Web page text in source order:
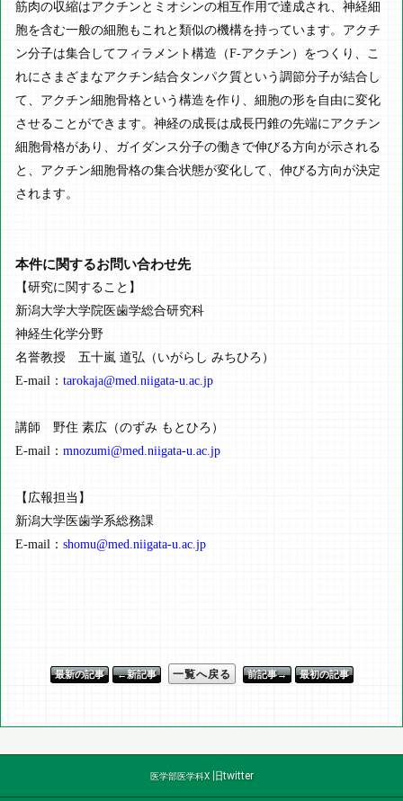
筋肉の収縮はアクチンとミオシンの相互作用で達成され、神経細
胞を含む一般の細胞もこれと類似の機構を持っています。アクチ
ン分子は集合してフィラメント構造（F-アクチン）をつくり、こ
れにさまざまなアクチン結合タンパク質という調節分子が結合し
て、アクチン細胞骨格という構造を作り、細胞の形を自由に変化
させることができます。神経の成長は成長円錐の先端にアクチン
細胞骨格があり、ガイダンス分子の働きで伸びる方向が示される
と、アクチン細胞骨格の集合状態が変化して、伸びる方向が決定
されます。
本件に関するお問い合わせ先
【研究に関すること】
新潟大学大学院医歯学総合研究科
神経生化学分野
名誉教授 五十嵐 道弘（いがらし みちひろ）
E-mail： tarokaja@med.niigata-u.ac.jp
講師 野住 素広（のずみ もとひろ）
E-mail： mnozumi@med.niigata-u.ac.jp
【広報担当】
新潟大学医歯学系総務課
E-mail： shomu@med.niigata-u.ac.jp
最新の記事 ←新記事 一覧へ戻る 前記事→ 最初の記事
医学部医学科X旧twitter